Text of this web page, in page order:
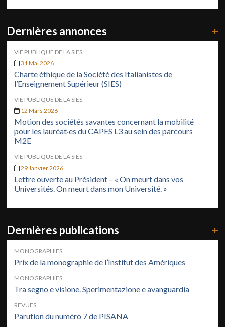
Dernières annonces +
VIE PUBLIQUE DE LA SIES
31 Mai 2026
Charte éthique de la Société des Italianistes de
l’Enseignement Supérieur (SIES)
VIE PUBLIQUE DE LA SIES
12 Mars 2026
Motion des sociétés savantes concernant la mobilité
pour les lauréat·es du CAPES L3 au sein des parcours
M2E
VIE PUBLIQUE DE LA SIES
29 Janvier 2026
Lettre ouverte au Président – « On meurt dans vos
Universités. On meurt dans mon Université. »
Dernières publications +
MONOGRAPHIES
Prix de la monographie de l’Institut des Amériques
MONOGRAPHIES
Tra segno e visione. Sperimentazione e avanguardia
REVUES
Parution du numéro 7 de PISANA